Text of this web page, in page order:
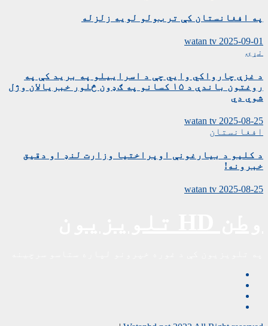
په افغانستان کې تر ټولو لویه زلزله
2025-09-01
watan tv
نړۍ
د غزې چارواکي وايي چې د اسراییلو په برید کې په
روغتون باندې د ۱۵ کسانو په ګډون څلور خبریالان وژل
شوي دي
2025-08-25
watan tv
افغانستان
د کلیو د بیارغونې اوپراختیا وزارت لنډ او دقیق
خبرونه!
2025-08-25
watan tv